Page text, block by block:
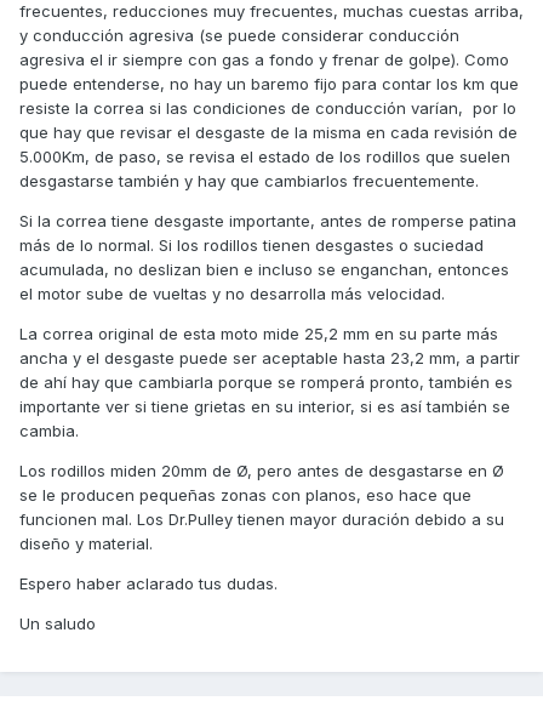
frecuentes, reducciones muy frecuentes, muchas cuestas arriba,
y conducción agresiva (se puede considerar conducción
agresiva el ir siempre con gas a fondo y frenar de golpe). Como
puede entenderse, no hay un baremo fijo para contar los km que
resiste la correa si las condiciones de conducción varían, por lo
que hay que revisar el desgaste de la misma en cada revisión de
5.000Km, de paso, se revisa el estado de los rodillos que suelen
desgastarse también y hay que cambiarlos frecuentemente.
Si la correa tiene desgaste importante, antes de romperse patina
más de lo normal. Si los rodillos tienen desgastes o suciedad
acumulada, no deslizan bien e incluso se enganchan, entonces
el motor sube de vueltas y no desarrolla más velocidad.
La correa original de esta moto mide 25,2 mm en su parte más
ancha y el desgaste puede ser aceptable hasta 23,2 mm, a partir
de ahí hay que cambiarla porque se romperá pronto, también es
importante ver si tiene grietas en su interior, si es así también se
cambia.
Los rodillos miden 20mm de Ø, pero antes de desgastarse en Ø
se le producen pequeñas zonas con planos, eso hace que
funcionen mal. Los Dr.Pulley tienen mayor duración debido a su
diseño y material.
Espero haber aclarado tus dudas.
Un saludo